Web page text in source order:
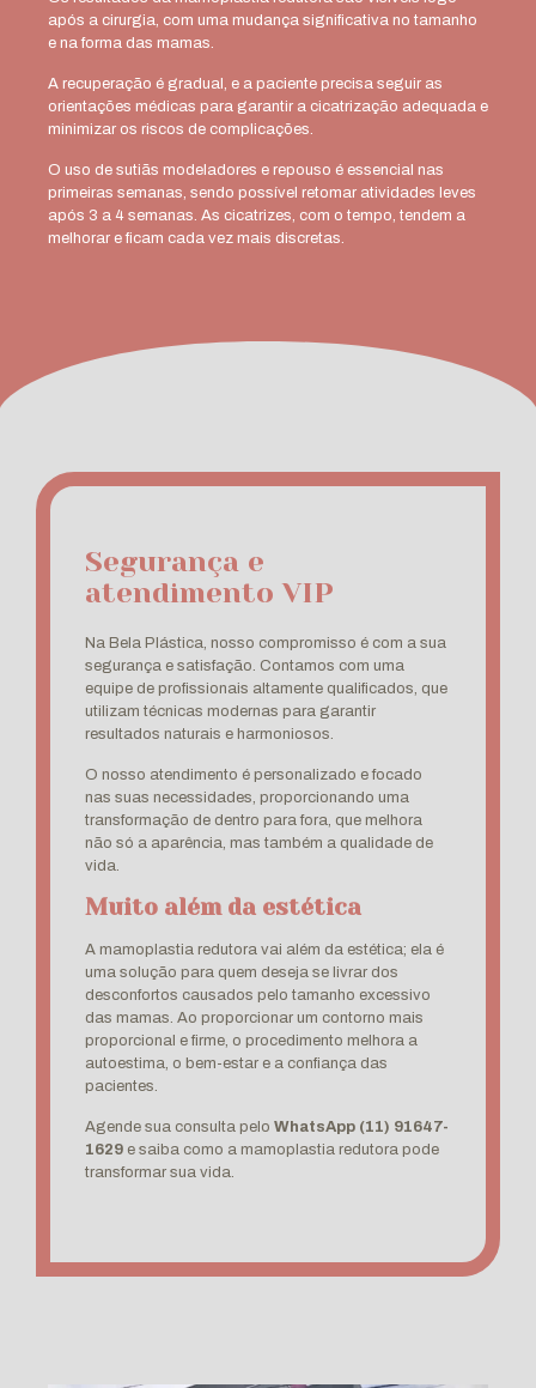
após a cirurgia, com uma mudança significativa no tamanho
e na forma das mamas.
A recuperação é gradual, e a paciente precisa seguir as
orientações médicas para garantir a cicatrização adequada e
minimizar os riscos de complicações.
O uso de sutiãs modeladores e repouso é essencial nas
primeiras semanas, sendo possível retomar atividades leves
após 3 a 4 semanas. As cicatrizes, com o tempo, tendem a
melhorar e ficam cada vez mais discretas.
Segurança e
atendimento VIP
Na Bela Plástica, nosso compromisso é com a sua
segurança e satisfação. Contamos com uma
equipe de profissionais altamente qualificados, que
utilizam técnicas modernas para garantir
resultados naturais e harmoniosos.
O nosso atendimento é personalizado e focado
nas suas necessidades, proporcionando uma
transformação de dentro para fora, que melhora
não só a aparência, mas também a qualidade de
vida.
Muito além da estética
A mamoplastia redutora vai além da estética; ela é
uma solução para quem deseja se livrar dos
desconfortos causados pelo tamanho excessivo
das mamas. Ao proporcionar um contorno mais
proporcional e firme, o procedimento melhora a
autoestima, o bem-estar e a confiança das
pacientes.
Agende sua consulta peloWhatsApp (11) 91647-
1629 e saiba como a mamoplastia redutora pode
transformar sua vida.